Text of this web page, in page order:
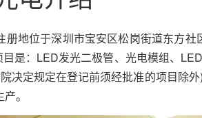
册地位于深圳市宝安区松岗街道东方社
是：LED发光二极管、光电模组、
决定规定在登记前须经批准的项目除
。